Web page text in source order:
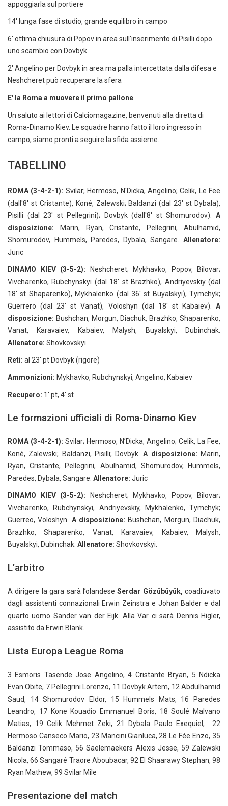
appoggiarla sul portiere
14' lunga fase di studio, grande equilibro in campo
6' ottima chiusura di Popov in area sull'inserimento di Pisilli dopo
uno scambio con Dovbyk
2' Angelino per Dovbyk in area ma palla intercettata dalla difesa e
Neshcheret può recuperare la sfera
E' la Roma a muovere il primo pallone
Un saluto ai lettori di Calciomagazine, benvenuti alla diretta di
Roma-Dinamo Kiev. Le squadre hanno fatto il loro ingresso in
campo, siamo pronti a seguire la sfida assieme.
TABELLINO
ROMA (3-4-2-1): Svilar; Hermoso, N'Dicka, Angelino; Celik, Le Fee
(dall'8' st Cristante), Koné, Zalewski; Baldanzi (dal 23' st Dybala),
Pisilli (dal 23' st Pellegrini); Dovbyk (dall'8' st Shomurodov). A
disposizione: Marin, Ryan, Cristante, Pellegrini, Abulhamid,
Shomurodov, Hummels, Paredes, Dybala, Sangare. Allenatore:
Juric
DINAMO KIEV (3-5-2): Neshcheret; Mykhavko, Popov, Bilovar;
Vivcharenko, Rubchynskyi (dal 18' st Brazhko), Andriyevskiy (dal
18' st Shaparenko), Mykhalenko (dal 36' st Buyalskyi), Tymchyk;
Guerrero (dal 23' st Vanat), Voloshyn (dal 18' st Kabaiev). A
disposizione: Bushchan, Morgun, Diachuk, Brazhko, Shaparenko,
Vanat, Karavaiev, Kabaiev, Malysh, Buyalskyi, Dubinchak.
Allenatore: Shovkovskyi.
Reti: al 23' pt Dovbyk (rigore)
Ammonizioni: Mykhavko, Rubchynskyi, Angelino, Kabaiev
Recupero: 1' pt, 4' st
Le formazioni ufficiali di Roma-Dinamo Kiev
ROMA (3-4-2-1): Svilar; Hermoso, N’Dicka, Angelino; Celik, La Fee,
Koné, Zalewski; Baldanzi, Pisilli; Dovbyk.A disposizione: Marin,
Ryan, Cristante, Pellegrini, Abulhamid, Shomurodov, Hummels,
Paredes, Dybala, Sangare. Allenatore: Juric
DINAMO KIEV (3-5-2): Neshcheret; Mykhavko, Popov, Bilovar;
Vivcharenko, Rubchynskyi, Andriyevskiy, Mykhalenko, Tymchyk;
Guerreo, Voloshyn. A disposizione: Bushchan, Morgun, Diachuk,
Brazhko, Shaparenko, Vanat, Karavaiev, Kabaiev, Malysh,
Buyalskyi, Dubinchak. Allenatore: Shovkovskyi.
L’arbitro
A dirigere la gara sarà l’olandeseSerdar Gözübüyük, coadiuvato
dagli assistenti connazionali Erwin Zeinstra e Johan Balder e dal
quarto uomo Sander van der Eijk. Alla Var ci sarà Dennis Higler,
assistito da Erwin Blank.
Lista Europa League Roma
3 Esmoris Tasende Jose Angelino, 4 Cristante Bryan, 5 Ndicka
Evan Obite, 7 Pellegrini Lorenzo, 11 Dovbyk Artem, 12 Abdulhamid
Saud, 14 Shomurodov Eldor, 15 Hummels Mats, 16 Paredes
Leandro, 17 Kone Kouadio Emmanuel Boris, 18 Soulé Malvano
Matias, 19 Celik Mehmet Zeki, 21 Dybala Paulo Exequiel, 22
Hermoso Canseco Mario, 23 Mancini Gianluca, 28 Le Fée Enzo, 35
Baldanzi Tommaso, 56 Saelemaekers Alexis Jesse, 59 Zalewski
Nicola, 66 Sangaré Traore Aboubacar, 92 El Shaarawy Stephan, 98
Ryan Mathew, 99 Svilar Mile
Presentazione del match